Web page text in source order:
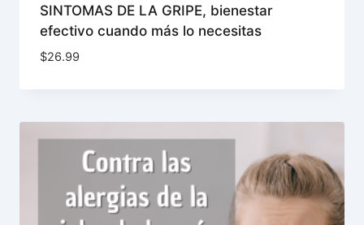
SINTOMAS DE LA GRIPE, bienestar
efectivo cuando más lo necesitas
$26.99